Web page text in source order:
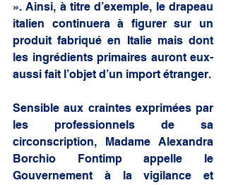
». Ainsi, à titre d’exemple, le drapeau
italien continuera à figurer sur un
produit fabriqué en Italie mais dont
les ingrédients primaires auront eux-
aussi fait l’objet d’un import étranger.
Sensible aux craintes exprimées par
les professionnels de sa
circonscription, Madame Alexandra
Borchio Fontimp appelle le
Gouvernement à la vigilance et